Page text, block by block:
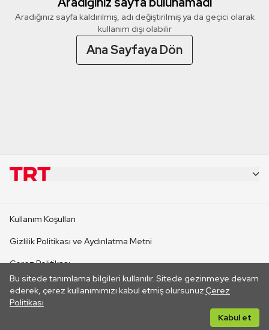
Aradığınız sayfa kaldırılmış, adı değiştirilmiş ya da geçici olarak
kullanım dışı olabilir
Ana Sayfaya Dön
Bu sitede tanımlama bilgileri kullanılır. Sitede gezinmeye devam
ederek, çerez kullanımımızı kabul etmiş olursunuz.Çerez
Politikası
Kabul et
CANLI YAYINLAR
Kullanım Koşulları
Gizlilik Politikası ve Aydınlatma Metni
Çerez Politikası
İletişim
Her hakkı saklıdır. ©2026 TRT. Bağlantı yoluyla gidilen dış